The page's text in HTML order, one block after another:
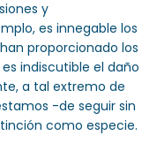
y
es innegable los
proporcionado los
indiscutible el daño
a tal extremo de
-de seguir sin
como especie.